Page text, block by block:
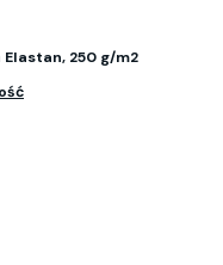
250 g/m2